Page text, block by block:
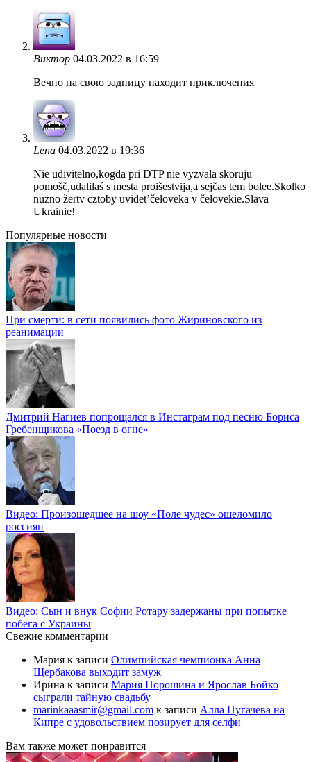
Виктор 04.03.2022 в 16:59
Вечно на свою задницу находит приключения
Lena 04.03.2022 в 19:36
Nie udivitelno,kogda pri DTP nie vyzvala skoruju
pomošč,udalilaś s mesta proišestvija,a sejčas tem bolee.Skolko
nużno žertv cztoby uvidet’čeloveka v čelovekie.Slava
Ukrainie!
Популярные новости
При смерти: в сети появились фото Жириновского из
реанимации
Дмитрий Нагиев попрощался в Инстаграм под песню Бориса
Гребенщикова «Поезд в огне»
Видео: Произошедшее на шоу «Поле чудес» ошеломило
россиян
Видео: Сын и внук Софии Ротару задержаны при попытке
побега с Украины
Свежие комментарии
Мария к записи Олимпийская чемпионка Анна
Щербакова выходит замуж
Ирина к записи Мария Порошина и Ярослав Бойко
сыграли тайную свадьбу
marinkaaasmir@gmail.com к записи Алла Пугачева на
Кипре с удовольствием позирует для селфи
Вам также может понравится